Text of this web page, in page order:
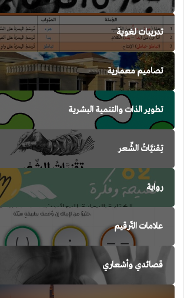
تدريبات لغوية
تصاميم معمارية
تطوير الذات والتنمية البشرية
تِقنيَّاتُ الشِّعر
رواية
علامات التّرقيم
قصائدي وأشعاري